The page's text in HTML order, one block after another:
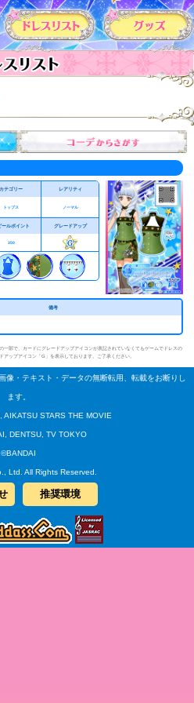
カードリスト
カテゴリー レアリティ
トップス ノーマル
ールポイント グレードアップ
350
備考
部で、カードにグレードアップアイコンが表記されていなくてもゲームでドレスの
ップアイコン「G」を表示しております。ご了承ください。
像・テキスト・データの無断転用、転載をお断りし
ます。
STARS THE MOVIE
DENTSU, TV TOKYO
©BANDAI
Ltd. All Rights Reserved.
推奨環境